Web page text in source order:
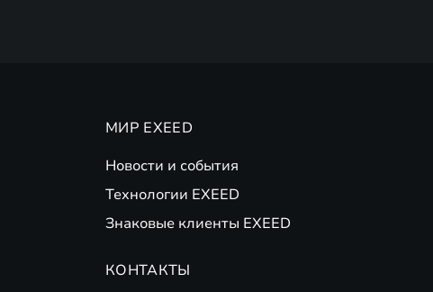
МИР EXEED
Новости и события
Технологии EXEED
Знаковые клиенты EXEED
КОНТАКТЫ